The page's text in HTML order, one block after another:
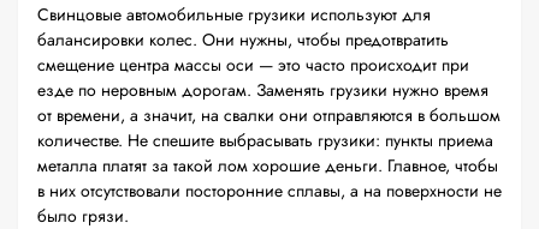
Свинцовые автомобильные грузики используют для
балансировки колес. Они нужны, чтобы предотвратить
смещение центра массы оси — это часто происходит при
езде по неровным дорогам. Заменять грузики нужно время
от времени, а значит, на свалки они отправляются в большом
количестве. Не спешите выбрасывать грузики: пункты приема
металла платят за такой лом хорошие деньги. Главное, чтобы
в них отсутствовали посторонние сплавы, а на поверхности не
было грязи.